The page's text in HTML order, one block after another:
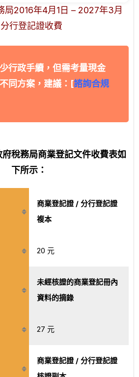
局2016年4月1日 – 2027年3月
行登記證收費
行政手續，但需考量現金
同方案，建議：[諮詢合規
稅務局商業登記文件收費表如
下所示：
商業登記證 / 分行登記證
複本
20 元
未經核證的商業登記冊內
資料的摘錄
27 元
商業登記證 / 分行登記證